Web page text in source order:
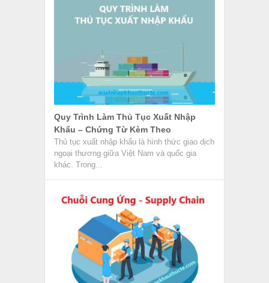
Chuỗi Cung Ứng (Supply Chain) Là
Gì? Những Thông Tin Cần Biết
Chuỗi cung ứng hay Supply Chain là mạng
lưới bao gồm mọi thứ từ việc phân phối
nguyên liệu gốc...
CTH Là Gì? Tìm Hiểu Các Thuật Ngữ